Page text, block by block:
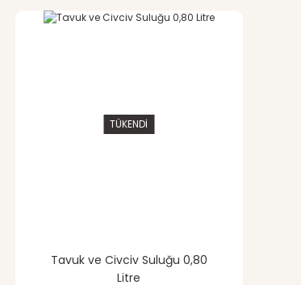
TÜKENDİ
Tavuk ve Civciv Suluğu 0,80
Litre